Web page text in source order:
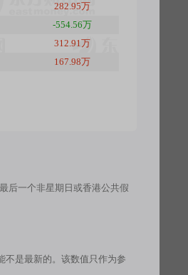
282.95万
-554.56万
312.91万
167.98万
后一个非星期日或香港公共假
不是最新的。该数值只作为参